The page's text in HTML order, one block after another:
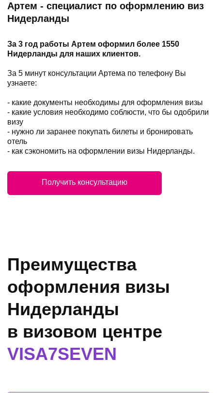
Артем - специалист по оформлению виз
Нидерланды
За 3 год работы Артем оформил более 1550
Нидерланды для наших клиентов.
За 5 минут консультации Артема по телефону Вы
узнаете:
- какие документы необходимы для оформления визы
- какие условия необходимо соблюсти, что бы одобрили
визу
- нужно ли заранее покупать билеты и бронировать
отель
- как сэкономить на оформлении визы Нидерланды.
Получить консультацию
Преимущества
оформления визы
Нидерланды
в визовом центре
VISA7SEVEN